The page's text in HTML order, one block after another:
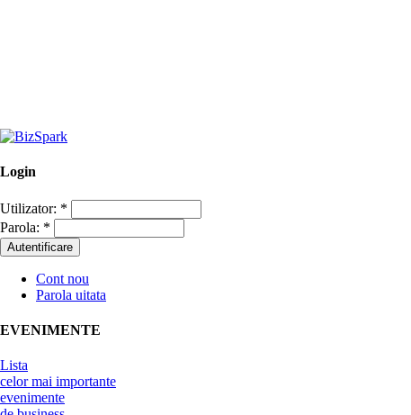
Login
Utilizator: *
Parola: *
Cont nou
Parola uitata
EVENIMENTE
Lista
celor mai importante
evenimente